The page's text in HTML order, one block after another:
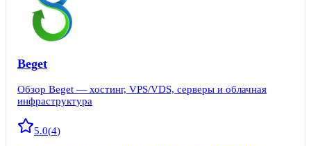
Beget
Обзор Beget — хостинг, VPS/VDS, серверы и облачная
инфраструктура
5.0(4)